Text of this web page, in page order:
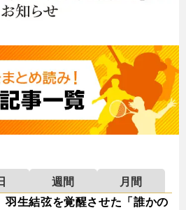
週間
月間
羽生結弦を覚醒させた「誰かの